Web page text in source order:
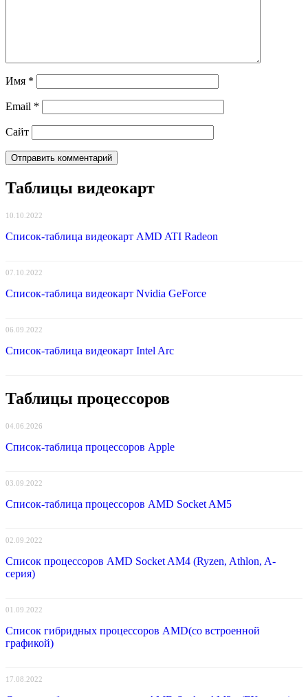
Имя *
Email *
Сайт
Таблицы видеокарт
10.10.2022
Список-таблица видеокарт AMD ATI Radeon
07.10.2022
Список-таблица видеокарт Nvidia GeForce
06.09.2022
Список-таблица видеокарт Intel Arc
Таблицы процессоров
04.06.2026
Список-таблица процессоров Apple
03.09.2022
Список-таблица процессоров AMD Socket AM5
02.09.2022
Список процессоров AMD Socket AM4 (Ryzen, Athlon, A-
серия)
01.09.2022
Список гибридных процессоров AMD(со встроенной
графикой)
17.08.2022